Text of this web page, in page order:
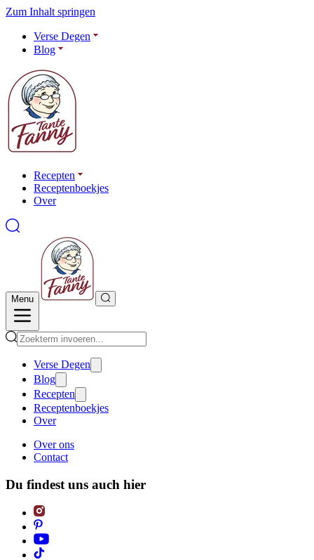
Zum Inhalt springen
Verse Degen
Blog
Recepten
Receptenboekjes
Over
Menu
Verse Degen
Blog
Recepten
Receptenboekjes
Over
Over ons
Contact
Du findest uns auch hier